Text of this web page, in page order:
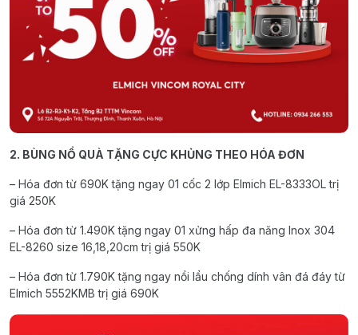
2. BÙNG NỔ QUÀ TẶNG CỰC KHỦNG THEO HÓA ĐƠN
– Hóa đơn từ 690K tặng ngay 01 cốc 2 lớp Elmich EL-8333OL trị
giá 250K
– Hóa đơn từ 1.490K tặng ngay 01 xửng hấp đa năng Inox 304
EL-8260 size 16,18,20cm trị giá 550K
– Hóa đơn từ 1.790K tặng ngay nồi lẩu chống dính vân đá đáy từ
Elmich 5552KMB trị giá 690K